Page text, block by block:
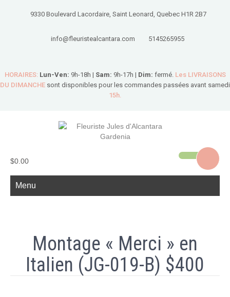
9330 Boulevard Lacordaire, Saint Leonard, Quebec H1R 2B7
info@fleuristealcantara.com 5145265955
HORAIRES: Lun-Ven: 9h-18h | Sam: 9h-17h | Dim: fermé. Les LIVRAISONS
DU DIMANCHE sont disponibles pour les commandes passées avant samedi
15h.
$0.00
Menu
Montage « Merci » en
Italien (JG-019-B) $400